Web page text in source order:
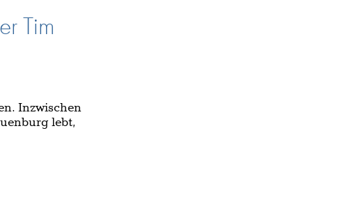
Tim
Inzwischen
lebt,